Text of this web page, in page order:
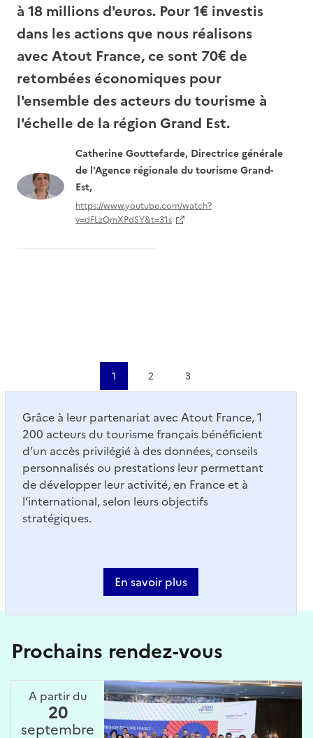
à 18 millions d'euros. Pour 1€ investis
dans les actions que nous réalisons
avec Atout France, ce sont 70€ de
retombées économiques pour
l'ensemble des acteurs du tourisme à
l'échelle de la région Grand Est.
Catherine Gouttefarde, Directrice générale
de l'Agence régionale du tourisme Grand-
Est,
https://www.youtube.com/watch?
v=dFLzQmXPdSY&t=31s
1 2 3
Grâce à leur partenariat avec Atout France, 1
200 acteurs du tourisme français bénéficient
d’un accès privilégié à des données, conseils
personnalisés ou prestations leur permettant
de développer leur activité, en France et à
l’international, selon leurs objectifs
stratégiques.
En savoir plus
Prochains rendez-vous
A partir du
20
septembre